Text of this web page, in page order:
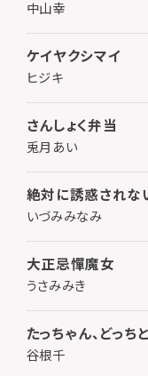
中山幸
ケイヤクシマイ
ヒジキ
さんしょく弁当
兎月あい
絶対に誘惑されな
いづみみなみ
大正忌憚魔女
うさみみき
たっちゃん、どっち
谷根千